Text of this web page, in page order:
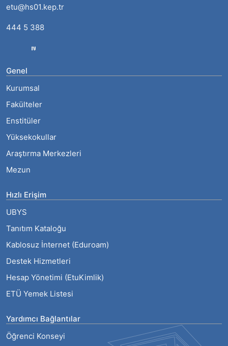
etu@hs01.kep.tr
444 5 388
Genel
Kurumsal
Fakülteler
Enstitüler
Yüksekokullar
Araştırma Merkezleri
Mezun
Hızlı Erişim
UBYS
Tanıtım Kataloğu
Kablosuz İnternet (Eduroam)
Destek Hizmetleri
Hesap Yönetimi (EtuKimlik)
ETÜ Yemek Listesi
Yardımcı Bağlantılar
Öğrenci Konseyi